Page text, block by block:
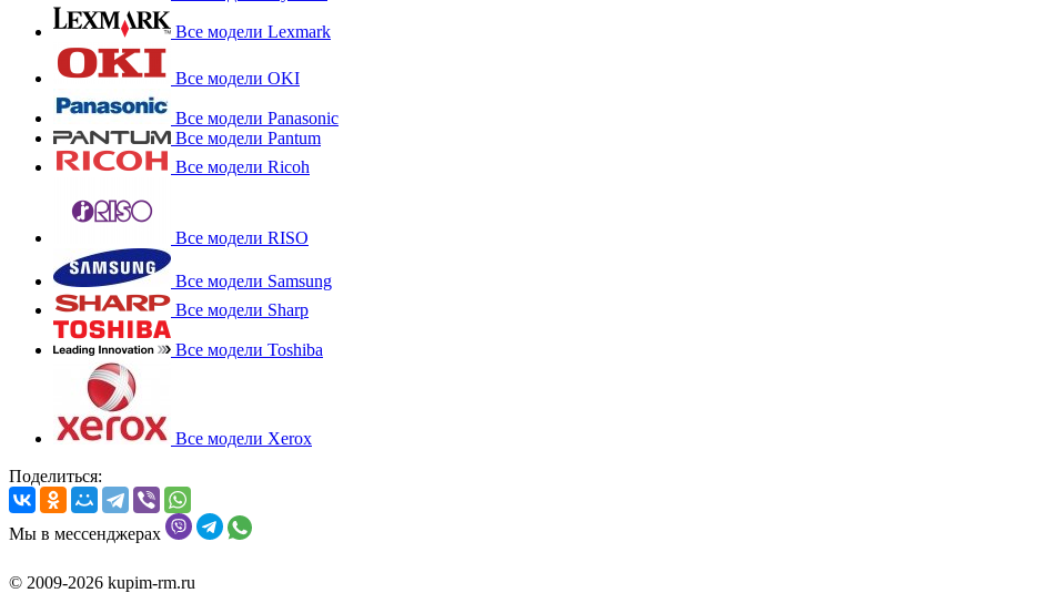
Все модели Lexmark
Все модели OKI
Все модели Panasonic
Все модели Pantum
Все модели Ricoh
Все модели RISO
Все модели Samsung
Все модели Sharp
Все модели Toshiba
Все модели Xerox
Поделиться:
Мы в мессенджерах
© 2009-2026 kupim-rm.ru